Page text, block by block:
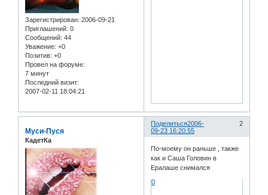
Зарегистрирован: 2006-09-21
Приглашений: 0
Сообщений: 44
Уважение: +0
Позитив: +0
Провел на форуме:
7 минут
Последний визит:
2007-02-11 18:04:21
Поделиться 2
2006-
09-23 16:20:55
Муси-Пуся
КадетКа
По-моему он раньше , также
как и Саша Головин в
Ералаше снимался
0